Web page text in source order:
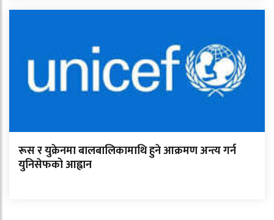
रूस र युक्रेनमा बालबालिकामाथि हुने आक्रमण अन्त्य गर्न
युनिसेफको आह्वान